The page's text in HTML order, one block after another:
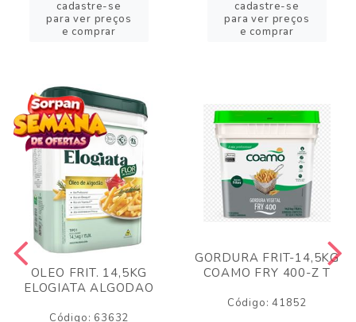
cadastre-se
para ver preços
e comprar
cadastre-se
para ver preços
e comprar
OLEO FRIT. 14,5KG
ELOGIATA ALGODAO
Código: 63632
GORDURA FRIT-14,5KG
COAMO FRY 400-Z T
Código: 41852